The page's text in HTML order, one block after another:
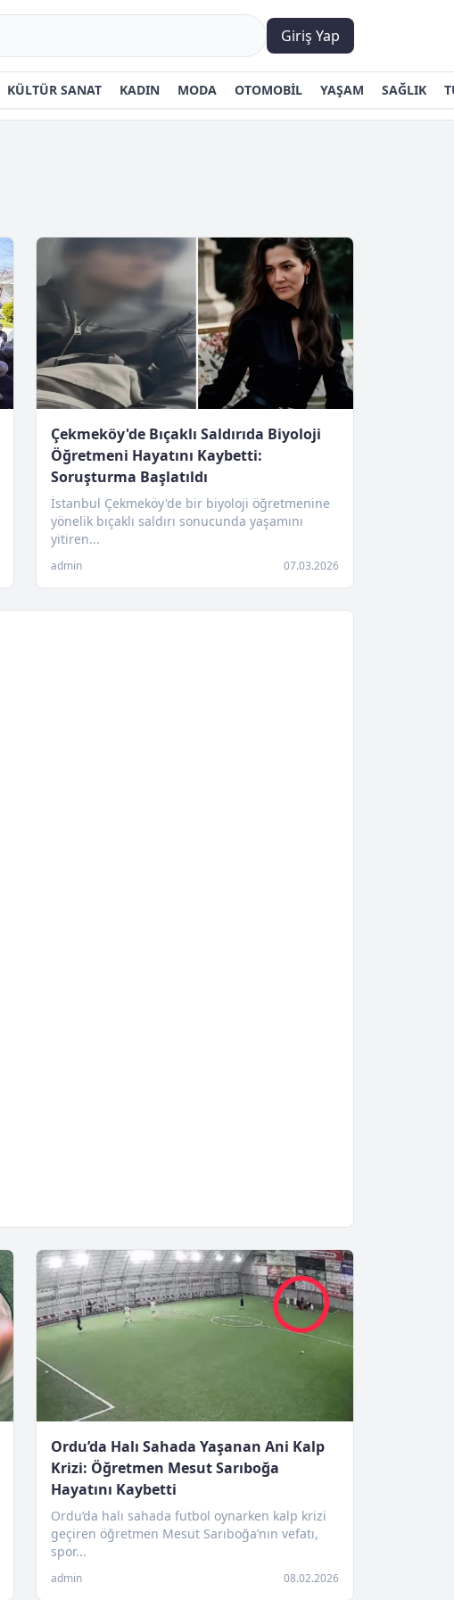
Giriş Yap
KÜLTÜR SANAT KADIN MODA OTOMOBİL YAŞAM SAĞLIK
Çekmeköy'de Bıçaklı Saldırıda Biyoloji
Öğretmeni Hayatını Kaybetti:
Soruşturma Başlatıldı
İstanbul Çekmeköy'de bir biyoloji öğretmenine
yönelik bıçaklı saldırı sonucunda yaşamını
yitiren...
admin 07.03.2026
Ordu’da Halı Sahada Yaşanan Ani Kalp
Krizi: Öğretmen Mesut Sarıboğa
Hayatını Kaybetti
Ordu’da halı sahada futbol oynarken kalp krizi
geçiren öğretmen Mesut Sarıboğa’nın vefatı,
spor...
admin 08.02.2026